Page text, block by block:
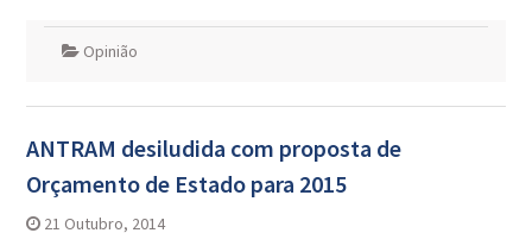
Opinião
ANTRAM desiludida com proposta de
Orçamento de Estado para 2015
21 Outubro, 2014